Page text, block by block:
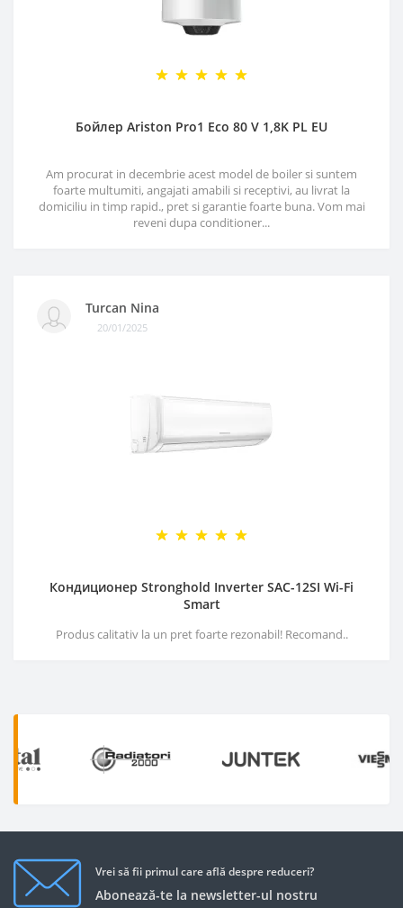
Бойлер Ariston Pro1 Eco 80 V 1,8K PL EU
Am procurat in decembrie acest model de boiler si suntem
foarte multumiti, angajati amabili si receptivi, au livrat la
domiciliu in timp rapid., pret si garantie foarte buna. Vom mai
reveni dupa conditioner...
Turcan Nina
20/01/2025
Кондиционер Stronghold Inverter SAC-12SI Wi-Fi
Smart
Produs calitativ la un pret foarte rezonabil! Recomand..
Vrei să fii primul care află despre reduceri?
Abonează-te la newsletter-ul nostru